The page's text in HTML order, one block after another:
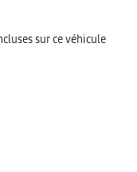
sur ce véhicule